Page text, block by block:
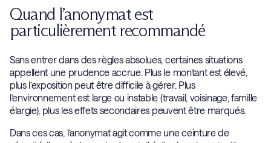
Quand l’anonymat est
particulièrement recommandé
Sans entrer dans des règles absolues, certaines situations
appellent une prudence accrue. Plus le montant est élevé,
plus l’exposition peut être difficile à gérer. Plus
l’environnement est large ou instable (travail, voisinage, famille
élargie), plus les effets secondaires peuvent être marqués.
Dans ces cas, l’anonymat agit comme une ceinture de